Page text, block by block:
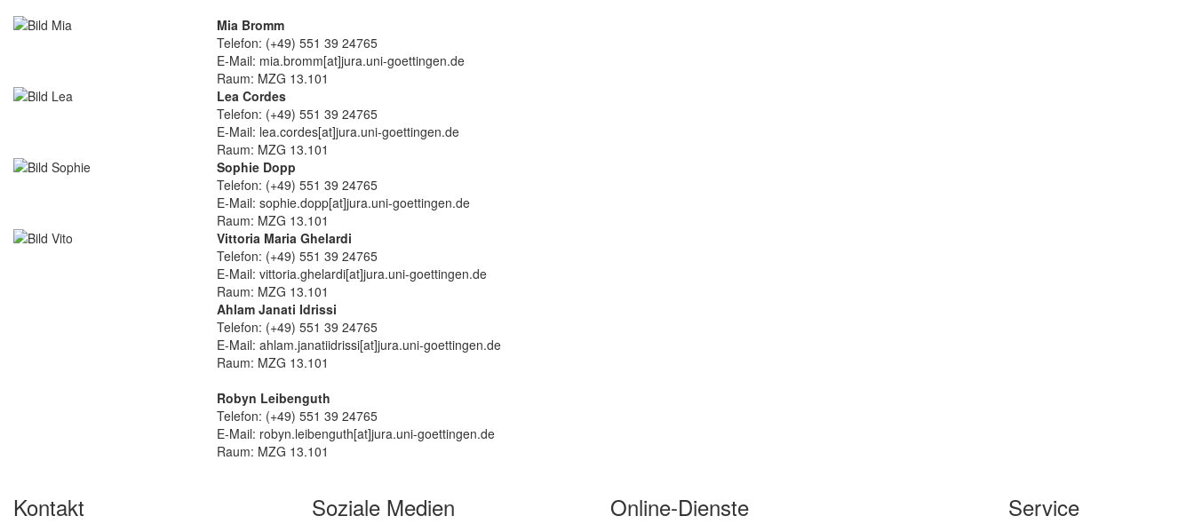
Mia Bromm
Telefon: (+49) 551 39 24765
E-Mail: mia.bromm[at]jura.uni-goettingen.de
Raum: MZG 13.101
Lea Cordes
Telefon: (+49) 551 39 24765
E-Mail: lea.cordes[at]jura.uni-goettingen.de
Raum: MZG 13.101
Sophie Dopp
Telefon: (+49) 551 39 24765
E-Mail: sophie.dopp[at]jura.uni-goettingen.de
Raum: MZG 13.101
Vittoria Maria Ghelardi
Telefon: (+49) 551 39 24765
E-Mail: vittoria.ghelardi[at]jura.uni-goettingen.de
Raum: MZG 13.101
Ahlam Janati Idrissi
Telefon: (+49) 551 39 24765
E-Mail: ahlam.janatiidrissi[at]jura.uni-goettingen.de
Raum: MZG 13.101
Robyn Leibenguth
Telefon: (+49) 551 39 24765
E-Mail: robyn.leibenguth[at]jura.uni-goettingen.de
Raum: MZG 13.101
Kontakt Soziale Medien Online-Dienste Service